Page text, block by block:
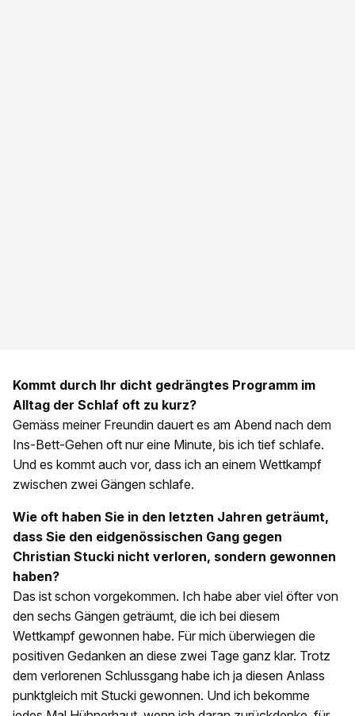
Kommt durch Ihr dicht gedrängtes Programm im
Alltag der Schlaf oft zu kurz?
Gemäss meiner Freundin dauert es am Abend nach dem
Ins-Bett-Gehen oft nur eine Minute, bis ich tief schlafe.
Und es kommt auch vor, dass ich an einem Wettkampf
zwischen zwei Gängen schlafe.
Wie oft haben Sie in den letzten Jahren geträumt,
dass Sie den eidgenössischen Gang gegen
Christian Stucki nicht verloren, sondern gewonnen
haben?
Das ist schon vorgekommen. Ich habe aber viel öfter von
den sechs Gängen geträumt, die ich bei diesem
Wettkampf gewonnen habe. Für mich überwiegen die
positiven Gedanken an diese zwei Tage ganz klar. Trotz
dem verlorenen Schlussgang habe ich ja diesen Anlass
punktgleich mit Stucki gewonnen. Und ich bekomme